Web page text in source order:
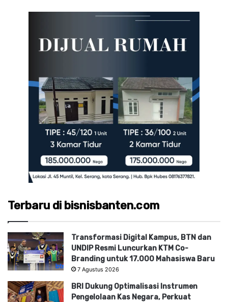
Terbaru di bisnisbanten.com
Transformasi Digital Kampus, BTN dan
UNDIP Resmi Luncurkan KTM Co-
Branding untuk 17.000 Mahasiswa Baru
7 Agustus 2026
BRI Dukung Optimalisasi Instrumen
Pengelolaan Kas Negara, Perkuat